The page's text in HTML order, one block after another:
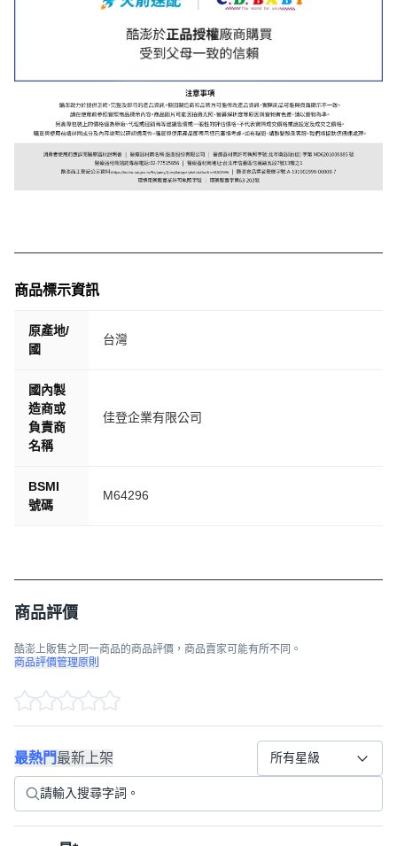
商品標示資訊
原產地/
國
台灣
國內製
造商或
負責商
名稱
佳登企業有限公司
BSMI
號碼
M64296
商品評價
酷澎上販售之同一商品的商品評價，商品賣家可能有所不同。
商品評價管理原則
最熱門最新上架 所有星級